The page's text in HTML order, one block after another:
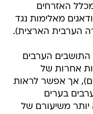
רכוש (לעומת 63.7% מכלל האזרחים
שהם מודאגים מאלימות נגד
הערבים
אחרות של
(63.6% מודאגים), אך אפשר לראות
בערים
יותר משיעורם של